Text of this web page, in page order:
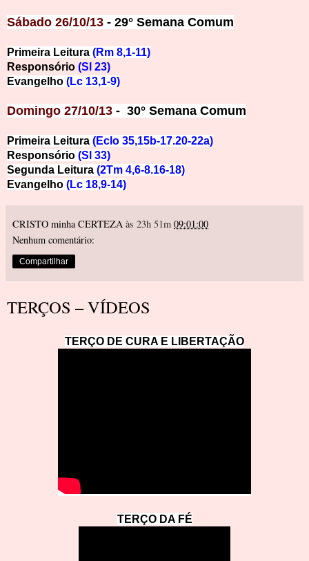
Sábado 26/10/13 - 29° Semana Comum
Primeira Leitura (Rm 8,1-11)
Responsório (Sl 23)
Evangelho (Lc 13,1-9)
Domingo 27/10/13 - 30° Semana Comum
Primeira Leitura (Eclo 35,15b-17.20-22a)
Responsório (Sl 33)
Segunda Leitura (2Tm 4,6-8.16-18)
Evangelho (Lc 18,9-14)
CRISTO minha CERTEZA às 23h 51m 09:01:00
Nenhum comentário:
Compartilhar
TERÇOS – VÍDEOS
TERÇO DE CURA E LIBERTAÇÃO
TERÇO DA FÉ